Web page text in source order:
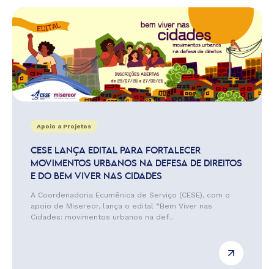
Apoio a Projetos
CESE LANÇA EDITAL PARA FORTALECER
MOVIMENTOS URBANOS NA DEFESA DE DIREITOS
E DO BEM VIVER NAS CIDADES
A Coordenadoria Ecumênica de Serviço (CESE), com o
apoio de Misereor, lança o edital “Bem Viver nas
Cidades: movimentos urbanos na def...